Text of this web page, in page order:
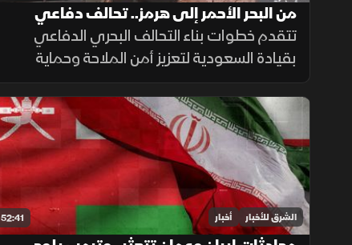
من البحر الأحمر إلى هرمز.. تحالف دفاعي
ومسارات تفاوض
تتقدم خطوات بناء التحالف البحري الدفاعي
بقيادة السعودية لتعزيز أمن الملاحة وحماية
التجارة الدولية، بالتزامن مع تطورات اليمن
ومفاوضات هرمز واستمرار المسار الأمني بين
لبنان وإسرائيل.
52:41 الشرق للأخبار أخبار